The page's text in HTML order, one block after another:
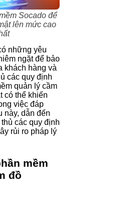
Socado để
lên mức cao
những yêu
ngặt để bảo
khách hàng và
các quy định
quản lý cầm
có thể khiến
việc đáp
này, dẫn đến
các quy định
rủi ro pháp lý
mềm
đồ